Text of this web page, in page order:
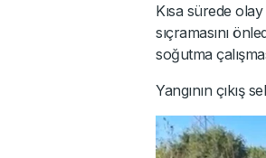
Kısa sürede
sıçramasını
soğutma
Yangının çıkış